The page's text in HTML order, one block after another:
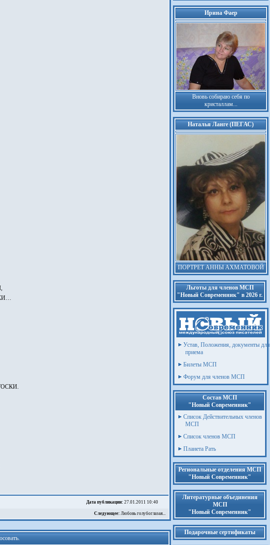
Дата публикации: 27.01.2011 10:40
Следующее: Любовь голубоглазая...
Ирина Фаер
Вновь собираю себя по
кристаллам...
Наталья Ланге (ПЕГАС)
ПОРТРЕТ АННЫ АХМАТОВОЙ
Льготы для членов МСП
"Новый Современник" в 2026 г.
Устав, Положения, документы для
приема
Билеты МСП
Форум для членов МСП
Состав МСП
"Новый Современник"
Список Действительных членов
МСП
Список членов МСП
Планета Рать
Региональные отделения МСП
"Новый Современник"
Литературные объединения
МСП
"Новый Современник"
Подарочные сертификаты